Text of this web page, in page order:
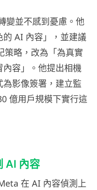
變並不感到憂慮。他
AI 內容」，並建議
略，改為「為真實
容」。他提出相機
影像簽署，建立監
億用戶規模下實行這
AI 內容
在 AI 內容偵測上